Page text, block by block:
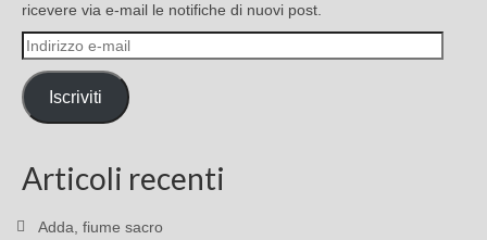
ricevere via e-mail le notifiche di nuovi post.
Indirizzo
e-
mail
Iscriviti
Articoli recenti
Adda, fiume sacro